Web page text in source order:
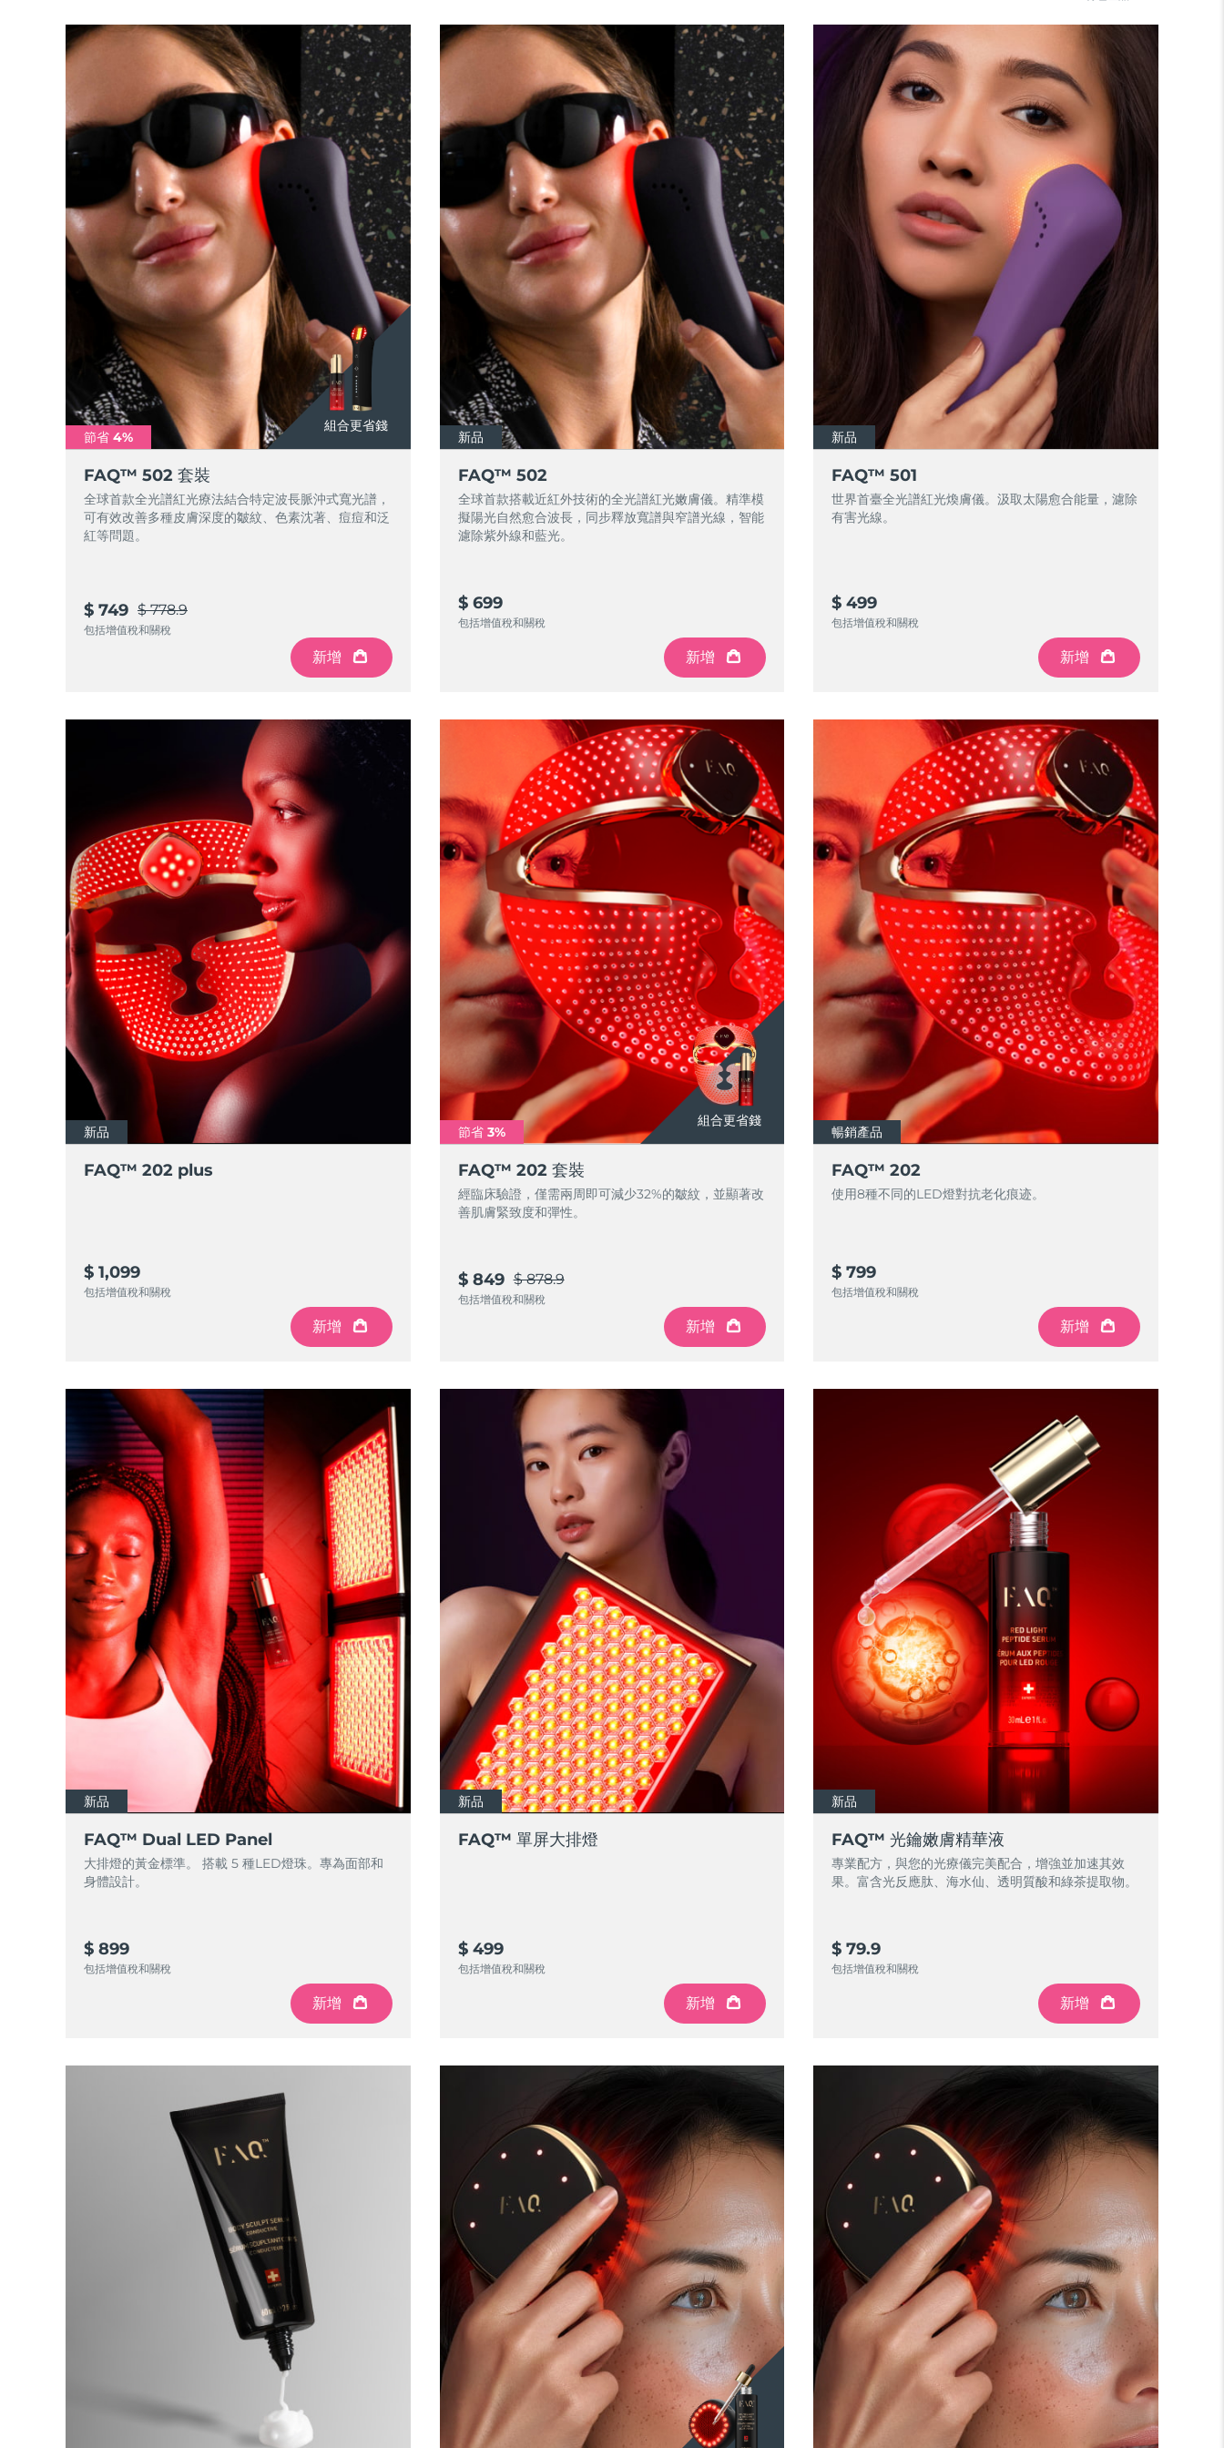
組合更省錢
節省 4%
FAQ™ 502 套裝
全球首款全光譜紅光療法結合特定波長脈沖式寬光譜，
可有效改善多種皮膚深度的皺紋、色素沈著、痘痘和泛
紅等問題。
$ 749 $ 778.9
包括增值稅和關稅
新增
新品
FAQ™ 502
全球首款搭載近紅外技術的全光譜紅光嫩膚儀。精準模
擬陽光自然愈合波長，同步釋放寬譜與窄譜光線，智能
濾除紫外線和藍光。
$ 699
包括增值稅和關稅
新增
新品
FAQ™ 501
世界首臺全光譜紅光煥膚儀。汲取太陽愈合能量，濾除
有害光線。
$ 499
包括增值稅和關稅
新增
新品
FAQ™ 202 plus
$ 1,099
包括增值稅和關稅
新增
組合更省錢
節省 3%
FAQ™ 202 套裝
經臨床驗證，僅需兩周即可減少32%的皺紋，並顯著改
善肌膚緊致度和彈性。
$ 849 $ 878.9
包括增值稅和關稅
新增
暢銷產品
FAQ™ 202
使用8種不同的LED燈對抗老化痕迹。
$ 799
包括增值稅和關稅
新增
新品
FAQ™ Dual LED Panel
大排燈的黃金標準。 搭載 5 種LED燈珠。專為面部和
身體設計。
$ 899
包括增值稅和關稅
新增
新品
FAQ™ 單屏大排燈
$ 499
包括增值稅和關稅
新增
新品
FAQ™ 光鑰嫩膚精華液
專業配方，與您的光療儀完美配合，增強並加速其效
果。富含光反應肽、海水仙、透明質酸和綠茶提取物。
$ 79.9
包括增值稅和關稅
新增
LUNA™ 4 套裝
Anti-aging massage
LUNA™ 4 Plus
Massage, LED heating
LUNA™ 4 Men
For men, anti-aging massage
LUNA™ 4 mini
For young skin, T-zone
LUNA™護膚
LUNA™ 設備
All facial cleansing devices
緊致提拉
BEAR™ 2 套裝
Microcurrent toning
BEAR™ 2 go
Microcurrent toning on-the-go
BEAR™ 2 eyes & lips
Microcurrent line smoothing device
面部提拉護理
Premium anti-aging skincare
補水保濕
UFO™ 3 套裝
Deep facial hydration
UFO™ 3 LED
Near-infrared and red light therapy device
UFO™ 3 mini
Red light therapy device for young skin
All deep facial hydration devices
口腔護理
issa™ 4
Hybrid silicone sonic toothbrush
issa™ 4 plus
Smart hybrid silicone sonic toothbrush
issa™ 4 smile
Hybrid silicone sonic toothbrush
issa™ Teeth Whitening Set
Dual LED + sonic device & 18% PAP gel
All silicone sonic toothbrushes
FAQ™ 抗老護理
抗老
FAQ™ 101
Clinical anti-aging
Luxurious clinical anti-aging set
FAQ™ P1 Primer
Manuka honey primer
FAQ™護膚品
All FAQ™ skincare
FAQ™產品
All anti-aging treatments
LED 護理
NEW
FAQ™ 201
LED mask
Anti-aging neck & décolleté LED mask
Anti-aging LED hand mask
FAQ™護膚品
All FAQ™ skincare
FAQ™產品
All LED treatments
LED hair strengthening scalp massager
FAQ™產品
All hair treatments
NEW
Full-Spectrum Red Light Therapy
FAQ™ Red Light Serum
FAQ™ skincare
All FAQ™ skincare
FAQ™ products
All toning treatments
專業治療
PEACH™ 2 Pro Max
Professional IPL hair removal device
PEACH™ 2
IPL hair removal
PEACH™ 2 go
Travel-friendly IPL hair removal
PEACH™ Cooling Prep Gel
Cooling IPL hair removal gel
身體護理
BEAR™ 2 body
Microcurrent body toning
LUNA™ 4 body
Massaging body brush
SUPERCHARGED™ serum
Firming body serum
痘肌護理
ESPADA™ 2 plus
Recurring acne LED therapy
ESPADA™ 2
Acne treatment device
ESPADA™ Blemish Solution
Concentrated acne gel
眼部護理
BEAR™ 2 eyes & lips
Microcurrent line smoothing device
IRIS™ 2
Rejuvenating eye massager
眼部護膚
Advanced eye care treatment
毛孔護理
KIWI™ derma
Diamond microdermabrasion .
KIWI™
Blackhead remover
護發
LUNA™ 4 hair
2-in-1 LED scalp massager
FLIP™ play advanced
LED light hairbrush
牙齒美白
issa™ Teeth Whitening Set
Dual LED + sonic device & 18% PAP gel
18% PAP
全部購買
FOREO APP
關於我們